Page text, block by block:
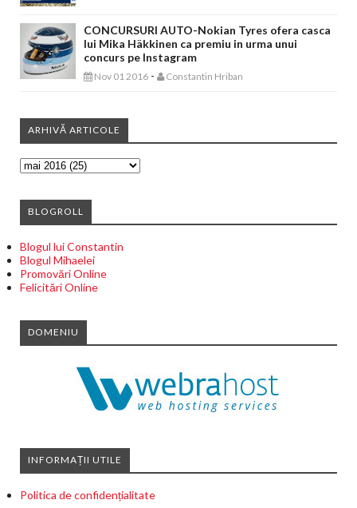
CONCURSURI AUTO-Nokian Tyres ofera casca
lui Mika Häkkinen ca premiu in urma unui
concurs pe Instagram
Nov 01 2016 - Constantin Hriban
ARHIVĂ ARTICOLE
BLOGROLL
Blogul lui Constantin
Blogul Mihaelei
Promovări Online
Felicitări Online
DOMENIU
INFORMAȚII UTILE
Politica de confidențialitate